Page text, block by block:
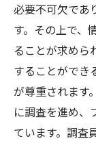
必要不可欠であ
す。その上で、
ることが求めら
することができ
が尊重されます
に調査を進め、
ています。調査